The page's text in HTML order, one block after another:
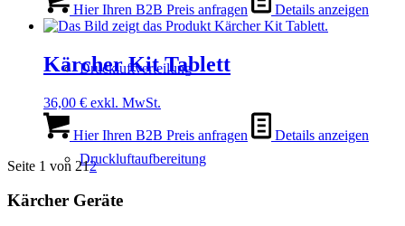
Druckluftverteilung
Druckluftaufbereitung
Hier Ihren B2B Preis anfragen Details anzeigen
Kärcher Kit Tablett
36,00 € exkl. MwSt.
Hier Ihren B2B Preis anfragen
Details anzeigen
Seite 1 von 212
Kärcher Geräte